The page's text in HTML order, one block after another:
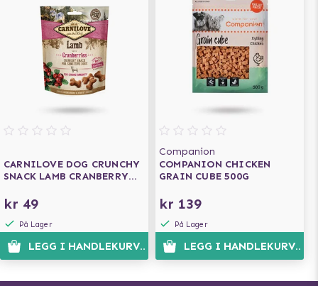
CARNILOVE DOG CRUNCHY
SNACK LAMB CRANBERRY
kr 49
På Lager
LEGG I HANDLEKURVEN
Companion
COMPANION CHICKEN
GRAIN CUBE 500G
kr 139
På Lager
LEGG I HANDLEKURVEN